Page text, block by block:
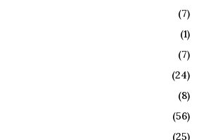
(7)
(1)
(7)
(24)
(8)
(56)
(25)